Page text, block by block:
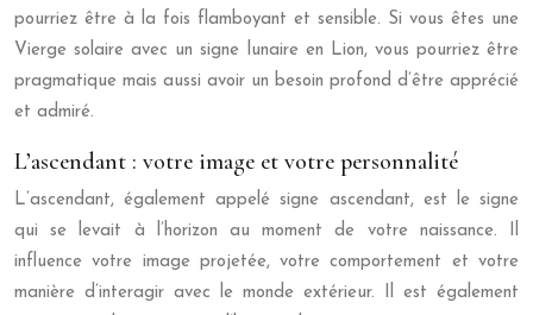
pourriez être à la fois flamboyant et sensible. Si vous êtes une
Vierge solaire avec un signe lunaire en Lion, vous pourriez être
pragmatique mais aussi avoir un besoin profond d’être apprécié
et admiré.
L’ascendant : votre image et votre personnalité
L’ascendant, également appelé signe ascendant, est le signe
qui se levait à l’horizon au moment de votre naissance. Il
influence votre image projetée, votre comportement et votre
manière d’interagir avec le monde extérieur. Il est également